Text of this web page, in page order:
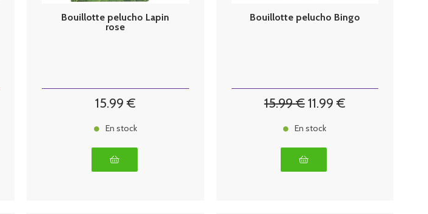
Bouillotte pelucho Lapin
rose
15.99 €
En stock
Bouillotte pelucho Bingo
15.99€11.99 €
En stock